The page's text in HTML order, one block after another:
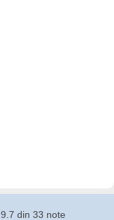
9.7 din 33 note